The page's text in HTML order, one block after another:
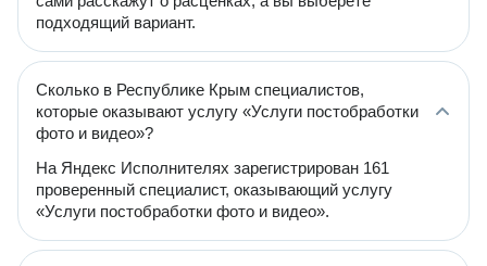
подходящий вариант.
Сколько в Республике Крым специалистов,
которые оказывают услугу «Услуги постобработки
фото и видео»?
На Яндекс Исполнителях зарегистрирован 161
проверенный специалист, оказывающий услугу
«Услуги постобработки фото и видео».